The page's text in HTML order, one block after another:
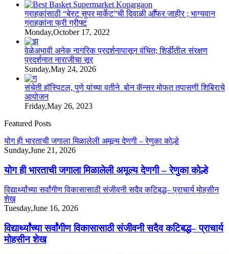
ग्राहकांसाठी “बेस्ट सुपर मार्केट”ची दिवाळी आॕफर जाहीर ; भाग्यवान
ग्राहकांना फ्री ग्रीफ्ट
Monday,October 17, 2022
वेळेअभावी अनेक नागरिक प्रदर्शनापासून वंचित; शिर्डीतील संरक्षण
प्रदर्शनात नाराजीचा सूर
Sunday,May 24, 2026
संचेती हॉस्पिटल, पुणे यांच्या वतीने बोन कॅन्सर मोफत तपासणी शिबिराचे
आयोजन
Friday,May 26, 2023
Featured Posts
योग ही भारताची जगाला मिळालेली अमूल्य देणगी – रेणुका कोल्हे
Sunday,June 21, 2026
योग ही भारताची जगाला मिळालेली अमूल्य देणगी – रेणुका कोल्हे
विद्यार्थ्यांच्या सर्वांगीण विकासासाठी संजीवनी सदैव कटिबद्ध– प्राचार्य मोहसीन
शेख
Tuesday,June 16, 2026
विद्यार्थ्यांच्या सर्वांगीण विकासासाठी संजीवनी सदैव कटिबद्ध– प्राचार्य
मोहसीन शेख